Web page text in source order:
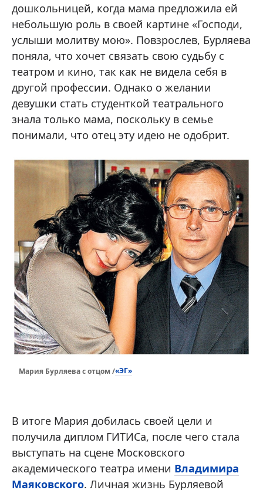
дошкольницей, когда мама предложила ей
небольшую роль в своей картине «Господи,
услыши молитву мою». Повзрослев, Бурляева
поняла, что хочет связать свою судьбу с
театром и кино, так как не видела себя в
другой профессии. Однако о желании
девушки стать студенткой театрального
знала только мама, поскольку в семье
понимали, что отец эту идею не одобрит.
Мария Бурляева с отцом /«ЭГ»
В итоге Мария добилась своей цели и
получила диплом ГИТИСа, после чего стала
выступать на сцене Московского
академического театра имени Владимира
Маяковского. Личная жизнь Бурляевой